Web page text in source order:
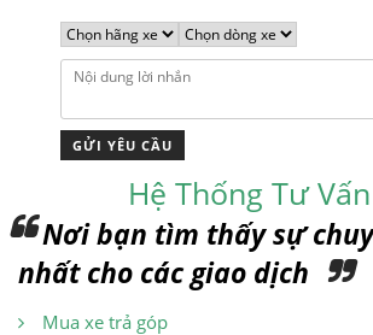
Hệ Thống Tư
Nơi bạn tìm thấy sự
nhất cho các giao dịch
Mua xe trả góp